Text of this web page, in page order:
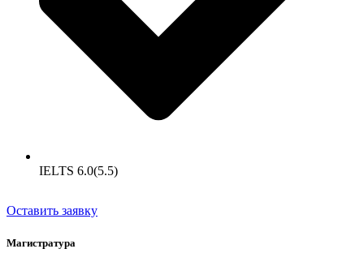
IELTS 6.0(5.5)
Оставить заявку
Магистратура